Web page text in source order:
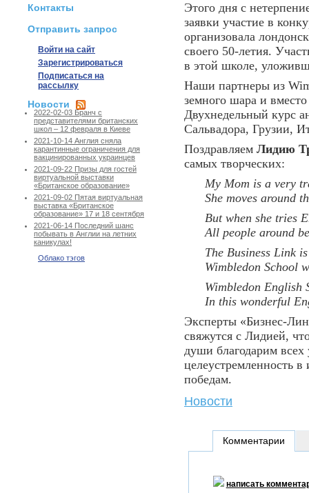
Контакты
Отправить запрос
Войти на сайт
Зарегистрироваться
Подписаться на
рассылку
Новости
2022-02-03 Бранч с
представителями британских
школ – 12 февраля в Киеве
2021-10-14 Англия сняла
карантинные ограничения для
вакцинированных украинцев
2021-09-22 Призы для гостей
виртуальной выставки
«Британское образование»
2021-09-02 Пятая виртуальная
выставка «Британское
образование» 17 и 18 сентября
2021-06-14 Последний шанс
побывать в Англии на летних
каникулах!
Облако тэгов
Этого дня с
заявки участие в
организовала
своего 50-летия.
в этой школе,
Наши партнеры из
земного шара и
Двухнедельный курс
Сальвадора, Грузии,
Поздравляем Лидию
самых творческих:
My Mom is a very
She moves around
But when she tries
All people around
The Business Link
Wimbledon School
Wimbledon English
In this wonderful
Эксперты «Бизнес-
свяжутся с Лидией,
души благодарим
целеустремленность
победам.
Новости
Комментарии
написать